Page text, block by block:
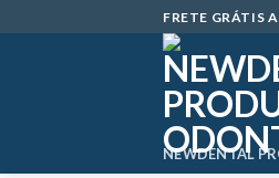
to
FRETE GRÁTIS
NEWDENTAL